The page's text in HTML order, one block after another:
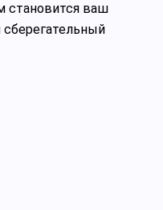
становится ваш